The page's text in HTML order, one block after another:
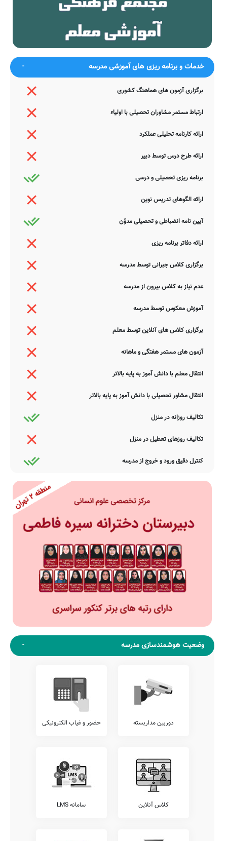
فلاحی روستای گرجی بیان دیدن نمایند.
جمع بندی و خاتمه
معرفی این مدرسه را با چند بیت از حافظ شیرازی به پایان می بریم:
مصلحت دید من آن است که یاران
همه کار
خوش گرفتند حریفان سر زلف ساقی
گر فلکشان بگذارد که قراری گیرند
که در این خیل حصاری به سواری
که به تیر مژه هر لحظه شکاری
جستجوی هوشمند سامانه های آنلاین گردآوری شده است. به همین جهت
ممکن است در برخی از موارد، دچار خطا بوده و یا نیازمند بروزرسانی
باشند. چنانچه شما از عوامل این مدرسه هستید و یا اطلاعات دقیقتری در
این خصوص دارید عمیقاً خواهشمندیم ما را جهت اصلاح و تکمیل این
نظرات تکمیل کننده شما می باشد.
خدمات و برنامه ریزی های آموزشی مدرسه
برگزاری آزمون های هماهنگ کشوری
ارتباط مستمر مشاوران تحصیلی با اولیاء
ارائه کارنامه تحلیلی عملکرد
ارائه طرح درس توسط دبیر
برنامه ریزی تحصیلی و درسی
ارائه الگوهای تدریس نوین
آیین نامه انضباطی و تحصیلی مدوّن
ارائه دفاتر برنامه ریزی
برگزاری کلاس جبرانی توسط مدرسه
عدم نیاز به کلاس بیرون از مدرسه
آموزش معکوس توسط مدرسه
برگزاری کلاس های آنلاین توسط معلم
آزمون های مستمر هفتگی و ماهانه
انتقال معلم با دانش آموز به پایه بالاتر
انتقال مشاور تحصیلی با دانش آموز به پایه بالاتر
تکالیف روزانه در منزل
تکالیف روزهای تعطیل در منزل
کنترل دقیق ورود و خروج از مدرسه
وضعیت هوشمندسازی مدرسه
دوربین مداربسته حضور و غیاب الکترونیکی
کلاس آنلاین سامانه LMS